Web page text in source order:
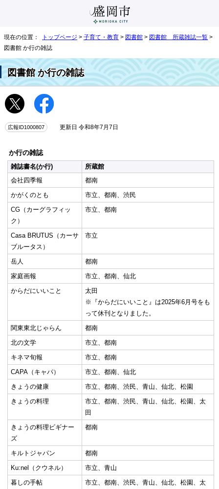
現在の位置： トップページ > 子育て・教育 > 図書館 > 図書館 所蔵雑誌一覧 >
図書館 か行の雑誌
図書館 か行の雑誌
広報ID1000807 更新日 令和8年7月7日
か行の雑誌
雑誌書名(か行)
所蔵館
会社四季報
都南
かがくのとも
市立、都南、渋民
CG（カーグラフィッ
ク）
市立、都南
Casa BRUTUS（カーサ
ブルータス）
市立
岳人
都南
家庭画報
市立、都南、仙北
からだにいいこと
太田
※『からだにいいこと』は2025年6月号をも
って休刊となりました。
関東東北じゃらん
都南
北の文学
市立、都南
キネマ旬報
市立、都南
CAPA（キャパ）
市立、都南、仙北
きょうの健康
市立、都南、渋民、青山、仙北、松園
きょうの料理
市立、都南、渋民、青山、仙北、松園、太
田
きょうの料理ビギナー
ズ
都南
キルトジャパン
都南
Ku:nel（クウネル）
市立、青山
暮しの手帖
市立、都南、渋民、青山、仙北、松園、太